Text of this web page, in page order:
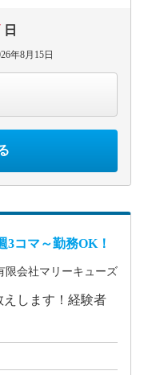
日
年8月15日
3コマ～勤務OK！
限会社マリーキューズ
します！経験者